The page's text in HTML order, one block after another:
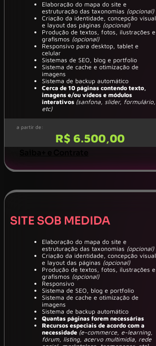
Elaboração do mapa do site e
estruturação das taxonomias (opcional)
Criação da identidade, concepção visual
e layout das páginas (opcional)
Produção de textos, fotos, ilustrações e
grafismos (opcional)
Responsivo para desktop, tablet e
celular
Sistemas de SEO, blog e portfolio
Sistema de cache e otimização de
imagens
Sistema de backup automático
Cerca de 10 páginas contendo texto,
imagens e/ou vídeos e módulos
interativos (sanfona, slider, formulário,
etc)
a partir de:
R$ 6.500,00
SITE SOB MEDIDA
Elaboração do mapa do site e
estruturação das taxonomias (opcional)
Criação da identidade, concepção visual
e layout das páginas (opcional)
Produção de textos, fotos, ilustrações e
grafismos (opcional)
Responsivo
Sistema de SEO, blog e portfolio
Sistema de cache e otimização de
imagens
Sistema de backup automático
Quantas páginas forem necessárias
Recursos especiais de acordo com a
necessidade (e-commerce, e-learning,
fórum, listing, acervo multimidia, rede